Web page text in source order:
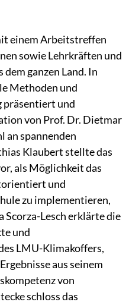
einem Arbeitstreffen
sowie Lehrkräften und
ganzen Land. In
Methoden und
präsentiert und
von Prof. Dr. Dietmar
an spannenden
Klaubert stellte das
als Möglichkeit das
und
zu implementieren,
Lesch erklärte die
und
LMU-Klimakoffers,
aus seinem
von
schloss das